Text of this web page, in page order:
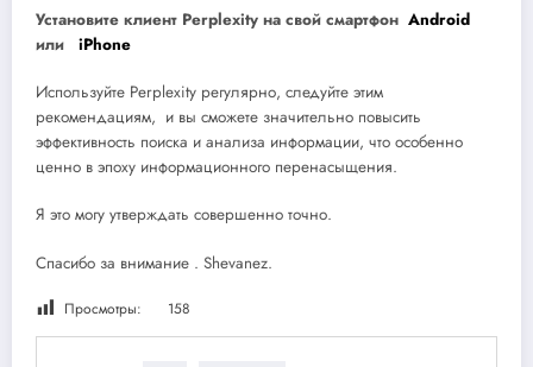
Установите клиент Perplexity на свой смартфон Android
или iPhone
Используйте Perplexity регулярно, следуйте этим
рекомендациям, и вы сможете значительно повысить
эффективность поиска и анализа информации, что особенно
ценно в эпоху информационного перенасыщения.
Я это могу утверждать совершенно точно.
Спасибо за внимание . Shevanez.
Просмотры: 158